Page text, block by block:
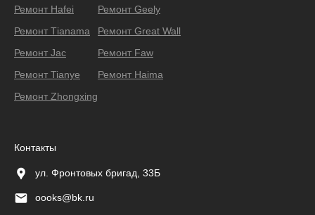
Ремонт Hafei
Ремонт Тianama
Ремонт Jac
Ремонт Tianye
Ремонт Zhongxing
Ремонт Geely
Ремонт Great Wall
Ремонт Faw
Ремонт Haima
Контакты
ул. Фронтовых бригад, 33Б
oooks@bk.ru